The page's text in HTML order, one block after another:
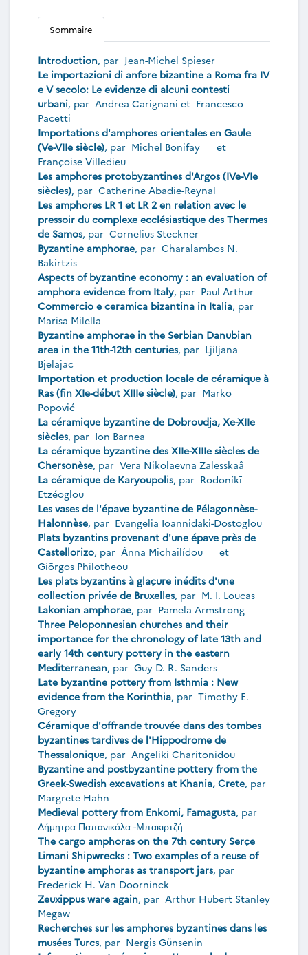
Sommaire
Introduction, par Jean-Michel Spieser
Le importazioni di anfore bizantine a Roma fra IV
e V secolo: Le evidenze di alcuni contesti
urbani, par Andrea Carignani et Francesco
Pacetti
Importations d'amphores orientales en Gaule
(Ve-VIIe siècle), par Michel Bonifay
et
Françoise Villedieu
Les amphores protobyzantines d'Argos (IVe-VIe
siècles), par Catherine Abadie-Reynal
Les amphores LR 1 et LR 2 en relation avec le
pressoir du complexe ecclésiastique des Thermes
de Samos, par Cornelius Steckner
Byzantine amphorae, par Charalambos N.
Bakirtzis
Aspects of byzantine economy : an evaluation of
amphora evidence from Italy, par Paul Arthur
Commercio e ceramica bizantina in Italia, par
Marisa Milella
Byzantine amphorae in the Serbian Danubian
area in the 11th-12th centuries, par Ljiljana
Bjelajac
Importation et production locale de céramique à
Ras (fin XIe-début XIIIe siècle), par Marko
Popović
La céramique byzantine de Dobroudja, Xe-XIIe
siècles, par Ion Barnea
La céramique byzantine des XIIe-XIIIe siècles de
Chersonèse, par Vera Nikolaevna Zalesskaâ
La céramique de Karyoupolis, par Rodoníkī
Etzéoglou
Les vases de l'épave byzantine de Pélagonnèse-
Halonnèse, par Evangelia Ioannidaki-Dostoglou
Plats byzantins provenant d'une épave près de
Castellorizo, par Ánna Michailídou
et
Giōrgos Philotheou
Les plats byzantins à glaçure inédits d'une
collection privée de Bruxelles, par M. I. Loucas
Lakonian amphorae, par Pamela Armstrong
Three Peloponnesian churches and their
importance for the chronology of late 13th and
early 14th century pottery in the eastern
Mediterranean, par Guy D. R. Sanders
Late byzantine pottery from Isthmia : New
evidence from the Korinthia, par Timothy E.
Gregory
Céramique d'offrande trouvée dans des tombes
byzantines tardives de l'Hippodrome de
Thessalonique, par Angeliki Charitonidou
Byzantine and postbyzantine pottery from the
Greek-Swedish excavations at Khania, Crete, par
Margrete Hahn
Medieval pottery from Enkomi, Famagusta, par
Δήμητρα Παπανικόλα -Μπακιρτζή
The cargo amphoras on the 7th century Serçe
Limani Shipwrecks : Two examples of a reuse of
byzantine amphoras as transport jars, par
Frederick H. Van Doorninck
Zeuxippus ware again, par Arthur Hubert Stanley
Megaw
Recherches sur les amphores byzantines dans les
musées Turcs, par Nergis Günsenin